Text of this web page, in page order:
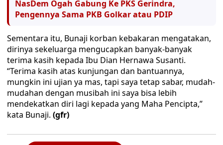
NasDem Ogah Gabung Ke PKS Gerindra,
Pengennya Sama PKB Golkar atau PDIP
Sementara itu, Bunaji korban kebakaran mengatakan,
dirinya sekeluarga mengucapkan banyak-banyak
terima kasih kepada Ibu Dian Hernawa Susanti.
“Terima kasih atas kunjungan dan bantuannya,
mungkin ini ujian ya mas, tapi saya tetap sabar, mudah-
mudahan dengan musibah ini saya bisa lebih
mendekatkan diri lagi kepada yang Maha Pencipta,”
kata Bunaji. (gfr)